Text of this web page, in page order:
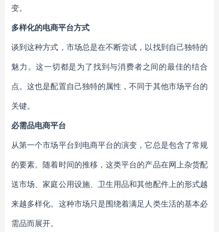
变。
多样化的电商平台方式
谈到这种方式，市场总是在不断尝试，以找到自己独特的
魅力。这一切都是为了找到与消费者之间的最佳的结合
点。这也是配置自己独特的属性，不同于其他市场平台的
关键。
必需品电商平台
从第一个市场平台到电商平台的演变，它总是包含了常规
的要素。随着时间的推移，这类平台的产品在网上杂货配
送市场、家庭公用设施、卫生用品和其他配件上的形式越
来越多样化。这种市场只是围绕着满足人类生活的基本必
需品而展开。